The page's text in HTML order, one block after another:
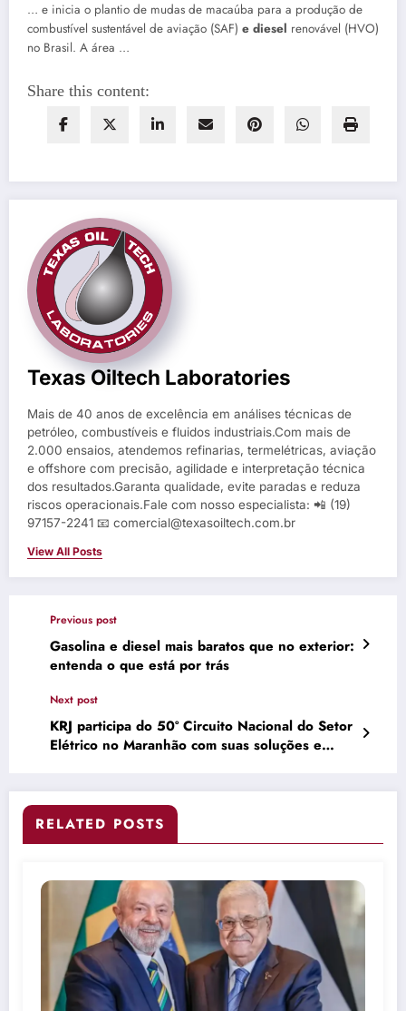
… e inicia o plantio de mudas de macaúba para a produção de
combustível sustentável de aviação (SAF) e diesel renovável (HVO)
no Brasil. A área …
Share this content:
Texas Oiltech Laboratories
Mais de 40 anos de excelência em análises técnicas de
petróleo, combustíveis e fluidos industriais.Com mais de
2.000 ensaios, atendemos refinarias, termelétricas, aviação
e offshore com precisão, agilidade e interpretação técnica
dos resultados.Garanta qualidade, evite paradas e reduza
riscos operacionais.Fale com nosso especialista: 📲 (19)
97157-2241 📧 comercial@texasoiltech.com.br
View All Posts
Previous post
Gasolina e diesel mais baratos que no exterior:
entenda o que está por trás
Next post
KRJ participa do 50º Circuito Nacional do Setor
Elétrico no Maranhão com suas soluções e
RELATED POSTS